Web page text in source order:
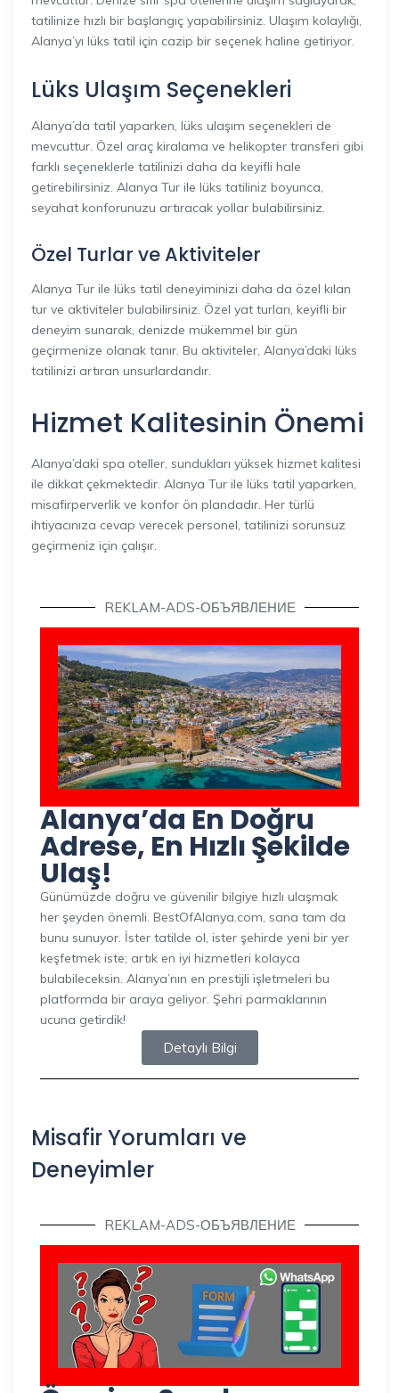
tatilinize hızlı bir başlangıç yapabilirsiniz. Ulaşım kolaylığı,
Alanya’yı lüks tatil için cazip bir seçenek haline getiriyor.
Lüks Ulaşım Seçenekleri
Alanya’da tatil yaparken, lüks ulaşım seçenekleri de
mevcuttur. Özel araç kiralama ve helikopter transferi gibi
farklı seçeneklerle tatilinizi daha da keyifli hale
getirebilirsiniz. Alanya Tur ile lüks tatiliniz boyunca,
seyahat konforunuzu artıracak yollar bulabilirsiniz.
Özel Turlar ve Aktiviteler
Alanya Tur ile lüks tatil deneyiminizi daha da özel kılan
tur ve aktiviteler bulabilirsiniz. Özel yat turları, keyifli bir
deneyim sunarak, denizde mükemmel bir gün
geçirmenize olanak tanır. Bu aktiviteler, Alanya’daki lüks
tatilinizi artıran unsurlardandır.
Hizmet Kalitesinin Önemi
Alanya’daki spa oteller, sundukları yüksek hizmet kalitesi
ile dikkat çekmektedir. Alanya Tur ile lüks tatil yaparken,
misafirperverlik ve konfor ön plandadır. Her türlü
ihtiyacınıza cevap verecek personel, tatilinizi sorunsuz
geçirmeniz için çalışır.
REKLAM-ADS-ОБЪЯВЛЕНИЕ
Alanya’da En Doğru
Adrese, En Hızlı Şekilde
Ulaş!
Günümüzde doğru ve güvenilir bilgiye hızlı ulaşmak
her şeyden önemli. BestOfAlanya.com, sana tam da
bunu sunuyor. İster tatilde ol, ister şehirde yeni bir yer
keşfetmek iste; artık en iyi hizmetleri kolayca
bulabileceksin. Alanya’nın en prestijli işletmeleri bu
platformda bir araya geliyor. Şehri parmaklarının
ucuna getirdik!
Detaylı Bilgi
Misafir Yorumları ve
Deneyimler
REKLAM-ADS-ОБЪЯВЛЕНИЕ